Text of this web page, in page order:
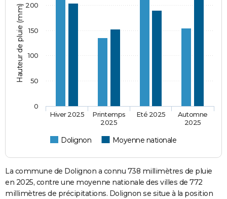
Hauteur de pluie (mm)
Dolignon Moyenne nationale
Hiver 2025
Printemps
2025
Eté 2025
Automne
2025
0
50
100
150
200
La commune de Dolignon a connu 738 millimètres de pluie
en 2025, contre une moyenne nationale des villes de 772
millimètres de précipitations. Dolignon se situe à la position